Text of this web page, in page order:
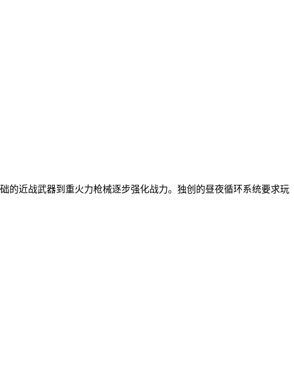
的近战武器到重火力枪械逐步强化战力。独创的昼夜循环系统要求玩